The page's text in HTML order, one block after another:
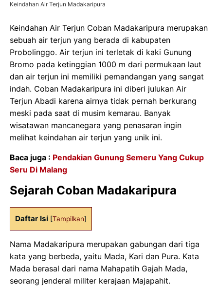
Keindahan Air Terjun Madakaripura
Keindahan Air Terjun Coban Madakaripura merupakan
sebuah air terjun yang berada di kabupaten
Probolinggo. Air terjun ini terletak di kaki Gunung
Bromo pada ketinggian 1000 m dari permukaan laut
dan air terjun ini memiliki pemandangan yang sangat
indah. Coban Madakaripura ini diberi julukan Air
Terjun Abadi karena airnya tidak pernah berkurang
meski pada saat di musim kemarau. Banyak
wisatawan mancanegara yang penasaran ingin
melihat keindahan air terjun yang unik ini.
Baca juga : Pendakian Gunung Semeru Yang Cukup
Seru Di Malang
Sejarah Coban Madakaripura
Daftar Isi [Tampilkan]
Nama Madakaripura merupakan gabungan dari tiga
kata yang berbeda, yaitu Mada, Kari dan Pura. Kata
Mada berasal dari nama Mahapatih Gajah Mada,
seorang jenderal militer kerajaan Majapahit.